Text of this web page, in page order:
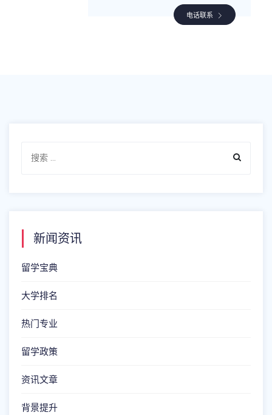
电话联系
新闻资讯
留学宝典
大学排名
热门专业
留学政策
资讯文章
背景提升